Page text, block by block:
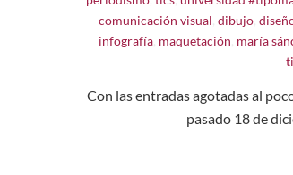
comunicación visual ,dibujo ,
infografía maquetación maría
Con las entradas agotadas al
pasado 18 de